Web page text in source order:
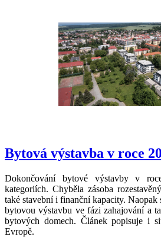
Bytová výstavba v roce
Dokončování bytové výstavby v
kategoriích. Chyběla zásoba
také stavební i finanční kapacity. Naopak
bytovou výstavbu ve fázi zahajování a
bytových domech. Článek popisuje i
Evropě.